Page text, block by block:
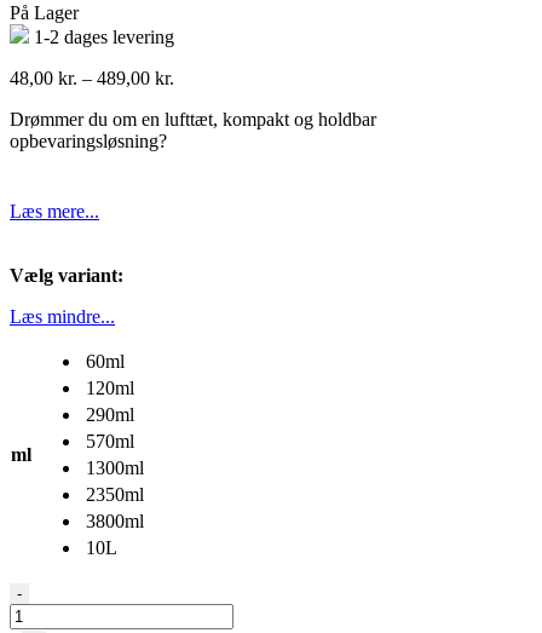
På Lager
1-2 dages levering
48,00 kr. – 489,00 kr.
til
Drømmer du om en lufttæt, kompakt og holdbar
opbevaringsløsning?
Læs mere...
Vælg variant:
Læs mindre...
ml
60ml
120ml
290ml
570ml
1300ml
2350ml
3800ml
10L
TightVac
antal
-